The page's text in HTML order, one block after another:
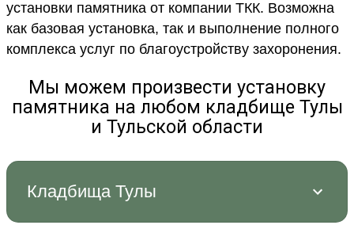
установки памятника от компании ТКК. Возможна
как базовая установка, так и выполнение полного
комплекса услуг по благоустройству захоронения.
Мы можем произвести установку
памятника на любом кладбище Тулы
и Тульской области
Кладбища Тулы